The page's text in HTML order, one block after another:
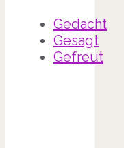
Gedacht
Gesagt
Gefreut